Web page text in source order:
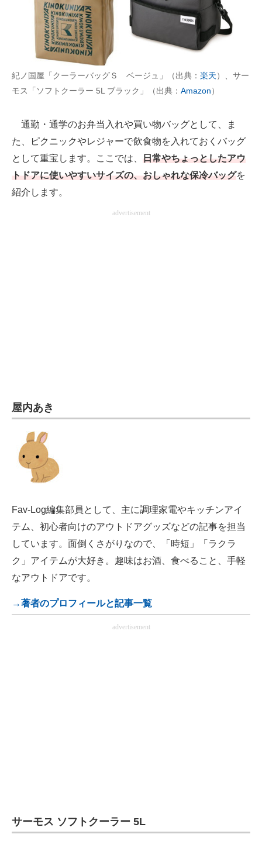
ITの今と未来を見通す
スマホと通信の最新トレンド
進化するPCとデバイスの未来
好きが集まる 比べて選べる
ビジネスと働き方のヒント
AI活用のいまが分かる
企業ITのトレンドを詳説
経営リーダーのコミュニティ
建設×テクノロジーの最前線
ちょっと気になるネットの話題
紀ノ国屋「クーラーバッグＳ ベージュ」（出典： 楽天）、サー
モス「ソフトクーラー 5L ブラック」（出典： Amazon）
通勤・通学のお弁当入れや買い物バッグとして、ま
た、ピクニックやレジャーで飲食物を入れておくバッグ
として重宝します。ここでは、 日常やちょっとしたアウ
トドアに使いやすいサイズの、おしゃれな保冷バッグを
紹介します。
advertisement
屋内あき
Fav-Log編集部員として、主に調理家電やキッチンアイ
テム、初心者向けのアウトドアグッズなどの記事を担当
しています。面倒くさがりなので、「時短」「ラクラ
ク」アイテムが大好き。趣味はお酒、食べること、手軽
なアウトドアです。
→著者のプロフィールと記事一覧
advertisement
サーモス ソフトクーラー 5L